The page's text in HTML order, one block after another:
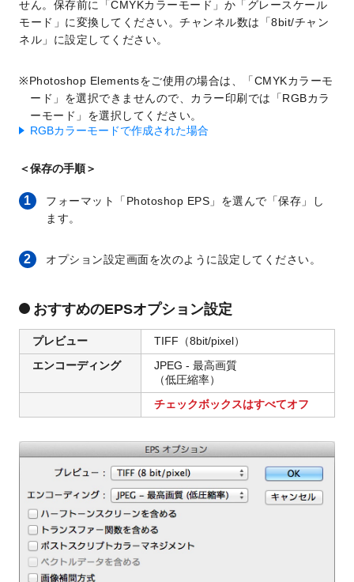
せん。保存前に「CMYKカラーモード」か「グレースケール
モード」に変換してください。チャンネル数は「8bit/チャン
ネル」に設定してください。
Photoshop Elementsをご使用の場合は、「CMYKカラーモ
ード」を選択できませんので、カラー印刷では「RGBカラ
ーモード」を選択してください。
RGBカラーモードで作成された場合
＜保存の手順＞
1
フォーマット「Photoshop EPS」を選んで「保存」し
ます。
2 オプション設定画面を次のように設定してください。
おすすめのEPSオプション設定
プレビュー
TIFF（8bit/pixel）
エンコーディング
JPEG - 最高画質
（低圧縮率）
チェックボックスはすべてオフ